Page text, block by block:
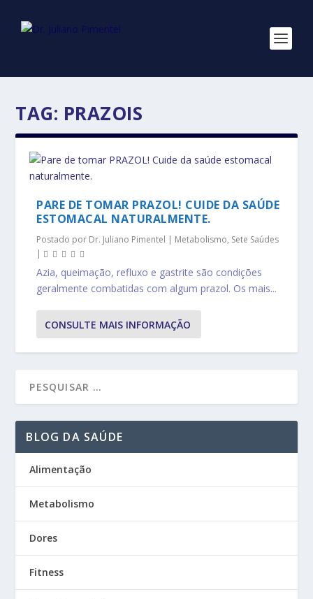
TAG: PRAZOIS
PARE DE TOMAR PRAZOL! CUIDE DA SAÚDE
ESTOMACAL NATURALMENTE.
Postado por Dr. Juliano Pimentel | Metabolismo, Sete Saúdes
|
Azia, queimação, refluxo e gastrite são condições
geralmente combatidas com algum prazol. Os mais...
CONSULTE MAIS INFORMAÇÃO
BLOG DA SAÚDE
Alimentação
Metabolismo
Dores
Fitness